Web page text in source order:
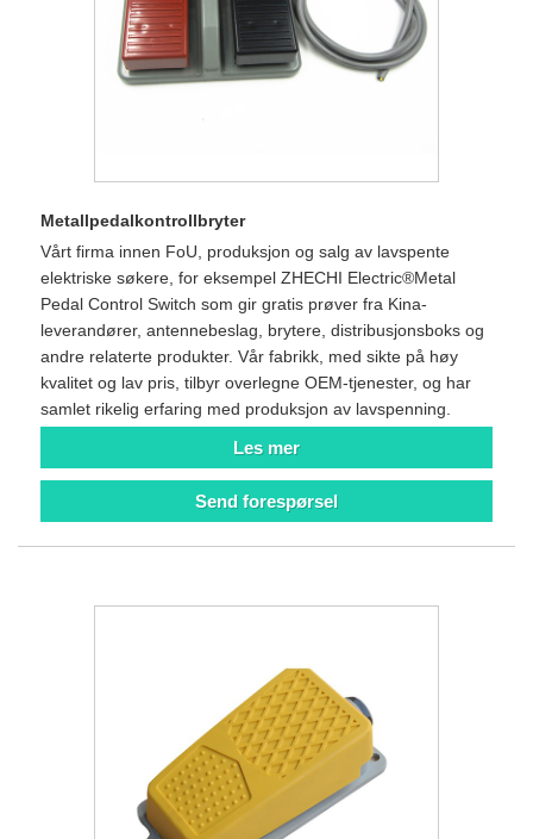
Metallpedalkontrollbryter
Vårt firma innen FoU, produksjon og salg av lavspente
elektriske søkere, for eksempel ZHECHI Electric®Metal
Pedal Control Switch som gir gratis prøver fra Kina-
leverandører, antennebeslag, brytere, distribusjonsboks og
andre relaterte produkter. Vår fabrikk, med sikte på høy
kvalitet og lav pris, tilbyr overlegne OEM-tjenester, og har
samlet rikelig erfaring med produksjon av lavspenning.
Les mer
Send forespørsel